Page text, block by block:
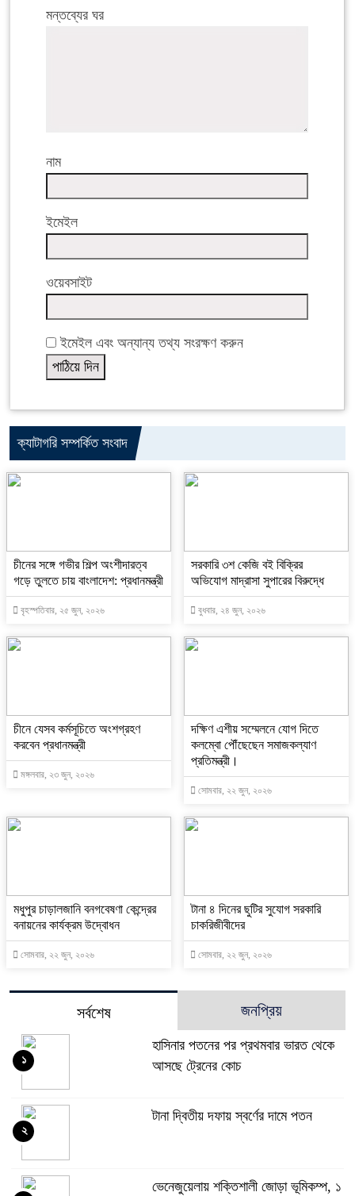
মন্তব্যের ঘর
নাম
ইমেইল
ওয়েবসাইট
ইমেইল এবং অন্যান্য তথ্য সংরক্ষণ করুন
ক্যাটাগরি সম্পর্কিত সংবাদ
চীনের সঙ্গে গভীর শিল্প অংশীদারত্ব
গড়ে তুলতে চায় বাংলাদেশ: প্রধানমন্ত্রী
বৃহস্পতিবার, ২৫ জুন, ২০২৬
সরকারি ৩শ কেজি বই বিক্রির
অভিযোগ মাদ্রাসা সুপারের বিরুদ্ধে
বুধবার, ২৪ জুন, ২০২৬
চীনে যেসব কর্মসূচিতে অংশগ্রহণ
করবেন প্রধানমন্ত্রী
মঙ্গলবার, ২৩ জুন, ২০২৬
দক্ষিণ এশীয় সম্মেলনে যোগ দিতে
কলম্বো পৌঁছেছেন সমাজকল্যাণ
প্রতিমন্ত্রী।
সোমবার, ২২ জুন, ২০২৬
মধুপুর চাড়ালজানি বনগবেষণা কেন্দ্রের
বনায়নের কার্যক্রম উদ্বোধন
সোমবার, ২২ জুন, ২০২৬
টানা ৪ দিনের ছুটির সুযোগ সরকারি
চাকরিজীবীদের
সোমবার, ২২ জুন, ২০২৬
সর্বশেষ জনপ্রিয়
হাসিনার পতনের পর প্রথমবার ভারত থেকে
আসছে ট্রেনের কোচ
১
টানা দ্বিতীয় দফায় স্বর্ণের দামে পতন
২
ভেনেজুয়েলায় শক্তিশালী জোড়া ভূমিকম্প, ১